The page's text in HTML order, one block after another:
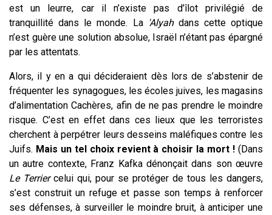
est un leurre, car il n’existe pas d’îlot privilégié de
tranquillité dans le monde. La 'Alyahdans cette optique
n’est guère une solution absolue, Israël n’étant pas épargné
par les attentats.
Alors, il y en a qui décideraient dès lors de s’abstenir de
fréquenter les synagogues, les écoles juives, les magasins
d’alimentation Cachères, afin de ne pas prendre le moindre
risque. C’est en effet dans ces lieux que les terroristes
cherchent à perpétrer leurs desseins maléfiques contre les
Juifs. Mais un tel choix revient à choisir la mort ! (Dans
un autre contexte, Franz Kafka dénonçait dans son œuvre
Le Terriercelui qui, pour se protéger de tous les dangers,
s’est construit un refuge et passe son temps à renforcer
ses défenses, à surveiller le moindre bruit, à anticiper une